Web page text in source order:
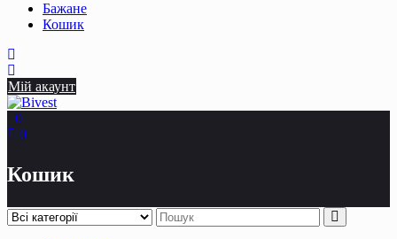
Бажане
Кошик
Мій акаунт
0
0
Кошик